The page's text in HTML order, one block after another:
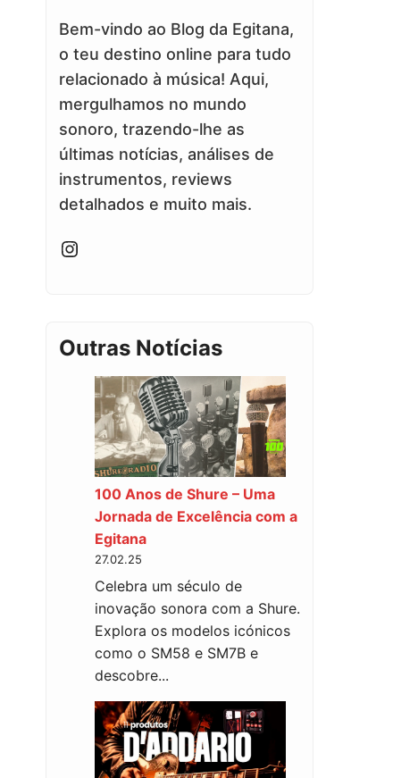
Bem-vindo ao Blog da Egitana,
o teu destino online para tudo
relacionado à música! Aqui,
mergulhamos no mundo
sonoro, trazendo-lhe as
últimas notícias, análises de
instrumentos, reviews
detalhados e muito mais.
Instagram
Outras Notícias
100 Anos de Shure – Uma
Jornada de Excelência com a
Egitana
27.02.25
Celebra um século de
inovação sonora com a Shure.
Explora os modelos icónicos
como o SM58 e SM7B e
descobre...